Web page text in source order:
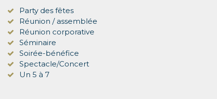
Party des fêtes
Réunion / assemblée
Réunion corporative
Séminaire
Soirée-bénéfice
Spectacle/Concert
Un 5 à 7